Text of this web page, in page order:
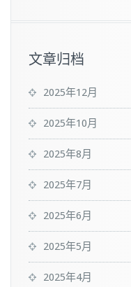
文章归档
2025年12月
2025年10月
2025年8月
2025年7月
2025年6月
2025年5月
2025年4月